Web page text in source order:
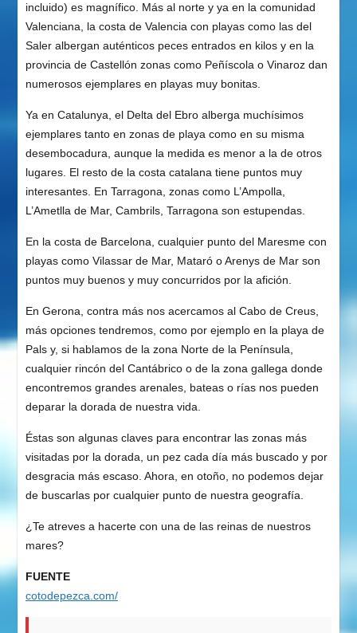
incluido) es magnífico. Más al norte y ya en la comunidad
Valenciana, la costa de Valencia con playas como las del
Saler albergan auténticos peces entrados en kilos y en la
provincia de Castellón zonas como Peñíscola o Vinaroz dan
numerosos ejemplares en playas muy bonitas.
Ya en Catalunya, el Delta del Ebro alberga muchísimos
ejemplares tanto en zonas de playa como en su misma
desembocadura, aunque la medida es menor a la de otros
lugares. El resto de la costa catalana tiene puntos muy
interesantes. En Tarragona, zonas como L’Ampolla,
L’Ametlla de Mar, Cambrils, Tarragona son estupendas.
En la costa de Barcelona, cualquier punto del Maresme con
playas como Vilassar de Mar, Mataró o Arenys de Mar son
puntos muy buenos y muy concurridos por la afición.
En Gerona, contra más nos acercamos al Cabo de Creus,
más opciones tendremos, como por ejemplo en la playa de
Pals y, si hablamos de la zona Norte de la Península,
cualquier rincón del Cantábrico o de la zona gallega donde
encontremos grandes arenales, bateas o rías nos pueden
deparar la dorada de nuestra vida.
Éstas son algunas claves para encontrar las zonas más
visitadas por la dorada, un pez cada día más buscado y por
desgracia más escaso. Ahora, en otoño, no podemos dejar
de buscarlas por cualquier punto de nuestra geografía.
¿Te atreves a hacerte con una de las reinas de nuestros
mares?
FUENTE
cotodepezca.com/